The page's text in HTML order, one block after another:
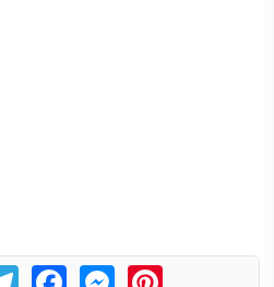
TelegramFacebookMessengerPinterest